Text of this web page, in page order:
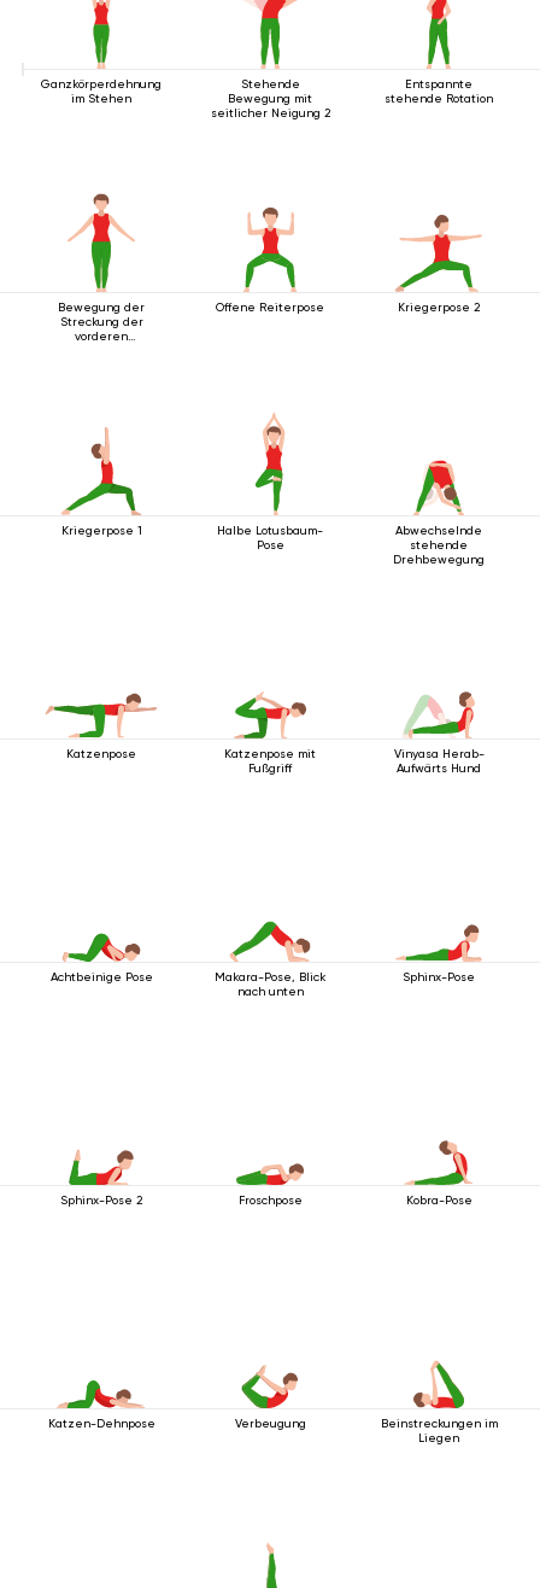
Ganzkörperdehnung
im Stehen
Stehende
Bewegung mit
seitlicher Neigung 2
Entspannte
stehende Rotation
Bewegung der
Streckung der
vorderen
Offene Reiterpose Kriegerpose 2
Kriegerpose 1
Halbe Lotusbaum-
Pose
Abwechselnde
stehende
Drehbewegung
Katzenpose
Katzenpose mit
Fußgriff
Vinyasa Herab-
Aufwärts Hund
Achtbeinige Pose
Makara-Pose, Blick
nach unten
Sphinx-Pose
Sphinx-Pose 2 Froschpose Kobra-Pose
Katzen-Dehnpose Verbeugung
Beinstreckungen im
Liegen